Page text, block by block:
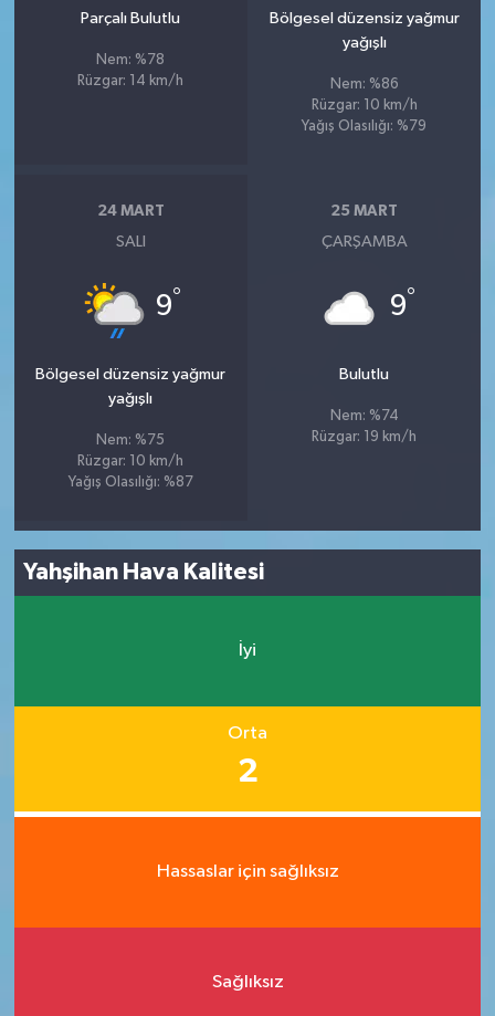
Parçalı Bulutlu
Nem: %78
Rüzgar: 14 km/h
Bölgesel düzensiz yağmur
yağışlı
Nem: %86
Rüzgar: 10 km/h
Yağış Olasılığı: %79
24 MART
SALI
9°
Bölgesel düzensiz yağmur
yağışlı
Nem: %75
Rüzgar: 10 km/h
Yağış Olasılığı: %87
25 MART
ÇARŞAMBA
9°
Bulutlu
Nem: %74
Rüzgar: 19 km/h
Yahşihan Hava Kalitesi
İyi
Orta
2
Hassaslar için sağlıksız
Sağlıksız